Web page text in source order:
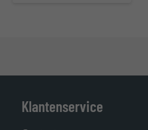
Klantenservice